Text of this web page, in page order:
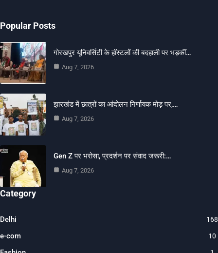
Popular Posts
गोरखपुर यूनिवर्सिटी के हॉस्टलों की बदहाली पर भड़कीं…
Aug 7, 2026
झारखंड में छात्रों का आंदोलन निर्णायक मोड़ पर,…
Aug 7, 2026
Gen Z पर भरोसा, प्रदर्शन पर संवाद जरूरी:…
Aug 7, 2026
Category
Delhi
e-com 10